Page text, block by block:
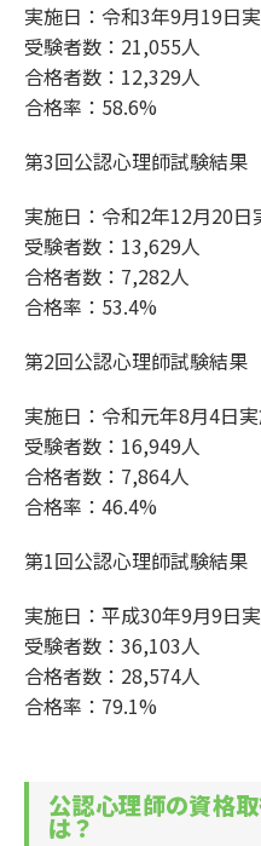
実施日：令和3年9月19日
受験者数：21,055人
合格者数：12,329人
合格率：58.6%
第3回公認心理師試験結果
実施日：令和2年12月20日
受験者数：13,629人
合格者数：7,282人
合格率：53.4%
第2回公認心理師試験結果
実施日：令和元年8月4日
受験者数：16,949人
合格者数：7,864人
合格率：46.4%
第1回公認心理師試験結果
実施日：平成30年9月9日
受験者数：36,103人
合格者数：28,574人
合格率：79.1%
公認心理師の資格
は？